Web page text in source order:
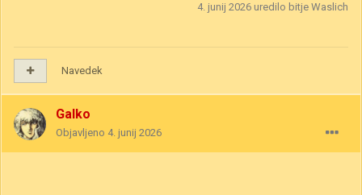
4. junij 2026 uredilo bitje Waslich
Navedek
Galko
Objavljeno 4. junij 2026